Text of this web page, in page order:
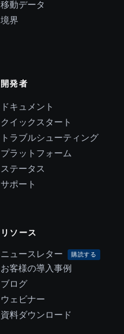
移動データ
境界
開発者
ドキュメント
クイックスタート
トラブルシューティング
プラットフォーム
ステータス
サポート
リソース
ニュースレター 購読する
お客様の導入事例
ブログ
ウェビナー
資料ダウンロード